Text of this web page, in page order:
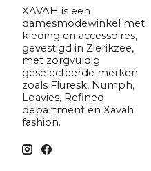
XAVAH is een
damesmodewinkel met
kleding en accessoires,
gevestigd in Zierikzee,
met zorgvuldig
geselecteerde merken
zoals Fluresk, Numph,
Loavies, Refined
department en Xavah
fashion.